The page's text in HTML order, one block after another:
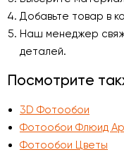
Добавьте товар в
Наш менеджер
деталей.
Посмотрите
3D Фотообои
Фотообои Флюид
Фотообои Цветы